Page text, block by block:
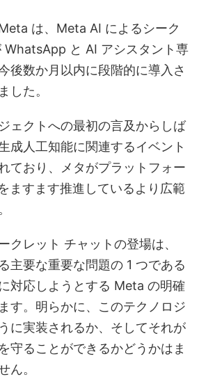
は、Meta AI によるシーク
WhatsApp と AI アシスタント専
後数か月以内に段階的に導入さ
した。
ェクトへの最初の言及からしば
成人工知能に関連するイベント
ており、メタがプラットフォー
ますます推進しているより広範
クレット チャットの登場は、
主要な重要な問題の 1 つである
対応しようとする Meta の明確
す。明らかに、このテクノロジ
に実装されるか、そしてそれが
守ることができるかどうかはま
ん。